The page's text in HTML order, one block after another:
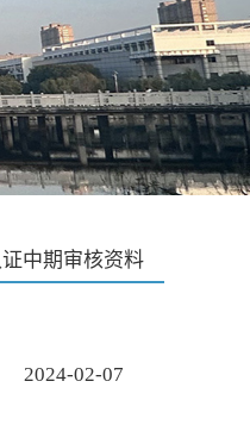
中期审核资料
2024-02-07